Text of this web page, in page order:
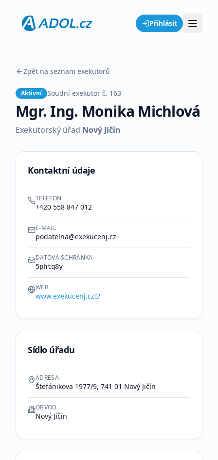
Přihlásit
Zpět na seznam exekutorů
Aktivní Soudní exekutor č. 163
Mgr. Ing. Monika Michlová
Exekutorský úřad Nový Jičín
Kontaktní údaje
TELEFON
+420 558 847 012
E-MAIL
podatelna@exekucenj.cz
DATOVÁ SCHRÁNKA
5phtq8y
WEB
www.exekucenj.cz
Sídlo úřadu
ADRESA
Štefánikova 1977/9, 741 01 Nový Jičín
OBVOD
Nový Jičín